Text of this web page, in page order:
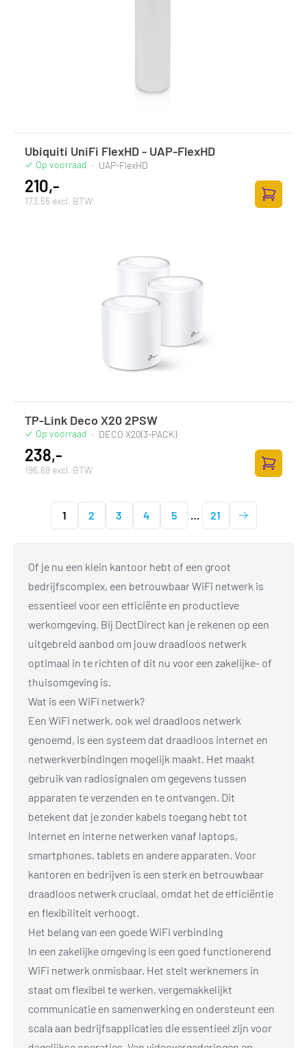
Ubiquiti UniFi FlexHD - UAP-FlexHD
Op voorraad · UAP-FlexHD
210,-
173,55 excl. BTW
TP-Link Deco X20 2PSW
Op voorraad · DECO X20(3-PACK)
238,-
196,69 excl. BTW
1 2 3 4 5 … 21
Of je nu een klein kantoor hebt of een groot
bedrijfscomplex, een betrouwbaar WiFi netwerk is
essentieel voor een efficiënte en productieve
werkomgeving. Bij DectDirect kan je rekenen op een
uitgebreid aanbod om jouw draadloos netwerk
optimaal in te richten of dit nu voor een zakelijke- of
thuisomgeving is.
Wat is een WiFi netwerk?
Een WiFi netwerk, ook wel draadloos netwerk
genoemd, is een systeem dat draadloos internet en
netwerkverbindingen mogelijk maakt. Het maakt
gebruik van radiosignalen om gegevens tussen
apparaten te verzenden en te ontvangen. Dit
betekent dat je zonder kabels toegang hebt tot
internet en interne netwerken vanaf laptops,
smartphones, tablets en andere apparaten. Voor
kantoren en bedrijven is een sterk en betrouwbaar
draadloos netwerk cruciaal, omdat het de efficiëntie
en flexibiliteit verhoogt.
Het belang van een goede WiFi verbinding
In een zakelijke omgeving is een goed functionerend
WiFi netwerk onmisbaar. Het stelt werknemers in
staat om flexibel te werken, vergemakkelijkt
communicatie en samenwerking en ondersteunt een
scala aan bedrijfsapplicaties die essentieel zijn voor